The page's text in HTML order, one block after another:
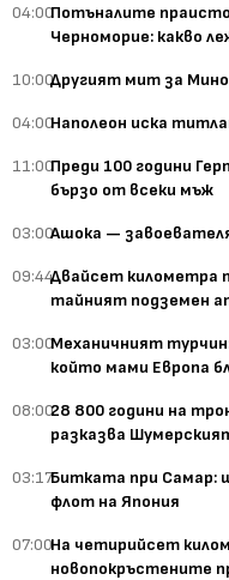
04:00Потъналите
Черноморие: какво
10:00Другият мит за
04:00Наполеон иска
11:00Преди 100 години
бързо от всеки мъж
03:00Ашока —
09:44Двайсет километра
тайният подземен
03:00Механичният
който мами Европа
08:0028 800 години на
разказва
03:17Битката при Самар:
флот на Япония
07:00На четирийсет
новопокръстените